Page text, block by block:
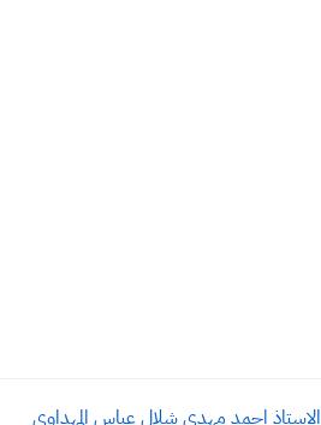
الاستاذ احمد مهدي شلال عباس المهداوي